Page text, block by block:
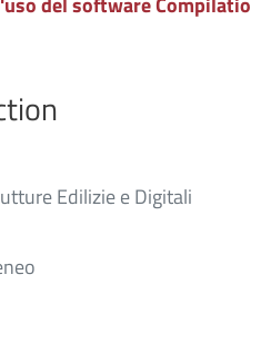
Edilizie e Digitali